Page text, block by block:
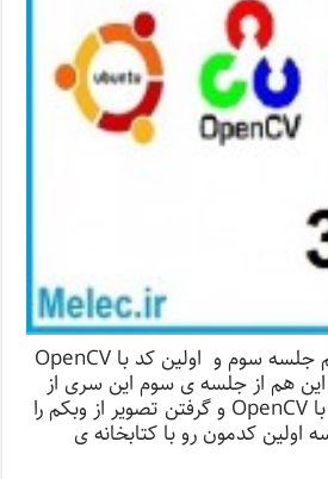
بسم الله الرحمن الرحیم جلسه سوم و اولین کد با OpenCV
این هم از جلسه ی سوم این سری از
آموزش ها که اولین کد با OpenCV و گرفتن تصویر از وبکم را
اولین کدمون رو با کتابخانه ی